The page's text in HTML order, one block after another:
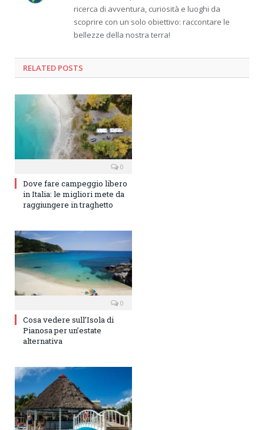
ricerca di avventura, curiosità e luoghi da
scoprire con un solo obiettivo: raccontare le
bellezze della nostra terra!
RELATED POSTS
0
Dove fare campeggio libero
in Italia: le migliori mete da
raggiungere in traghetto
0
Cosa vedere sull’Isola di
Pianosa per un’estate
alternativa